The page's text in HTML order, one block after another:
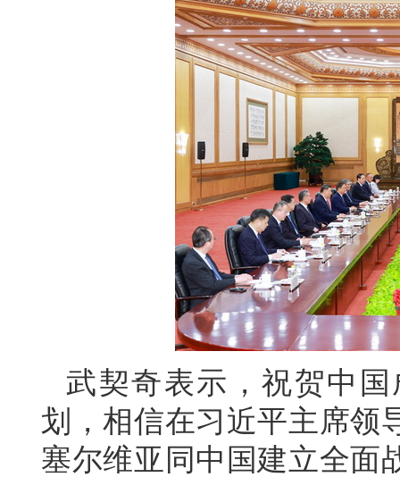
武契奇表示，祝贺中
划，相信在习近平主席领
塞尔维亚同中国建立全面